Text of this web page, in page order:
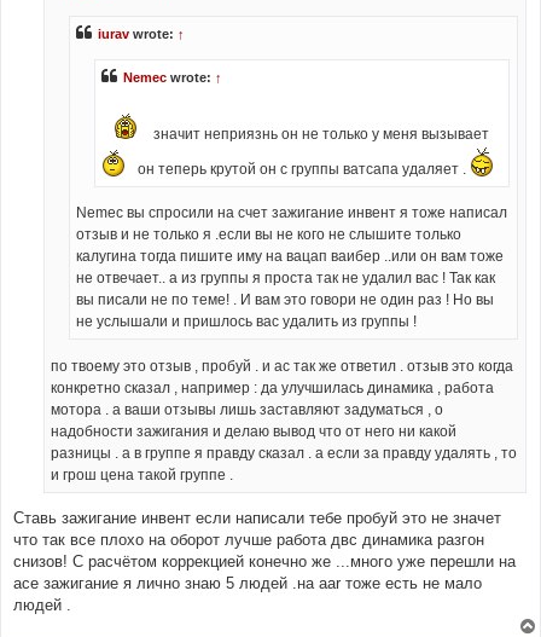
iurav wrote: ↑
Nemec wrote: ↑
значит неприязнь он не только у меня вызывает
он теперь крутой он с группы ватсапа удаляет .
Nemec вы спросили на счет зажигание инвент я тоже написал
отзыв и не только я .если вы не кого не слышите только
калугина тогда пишите иму на вацап ваибер ..или он вам тоже
не отвечает.. а из группы я проста так не удалил вас ! Так как
вы писали не по теме! . И вам это говори не один раз ! Но вы
не услышали и пришлось вас удалить из группы !
по твоему это отзыв , пробуй . и ас так же ответил . отзыв это когда
конкретно сказал , например : да улучшилась динамика , работа
мотора . а ваши отзывы лишь заставляют задуматься , о
надобности зажигания и делаю вывод что от него ни какой
разницы . а в группе я правду сказал . а если за правду удалять , то
и грош цена такой группе .
Ставь зажигание инвент если написали тебе пробуй это не значет
что так все плохо на оборот лучше работа двс динамика разгон
снизов! С расчётом коррекцией конечно же ...много уже перешли на
ace зажигание я лично знаю 5 людей .на aar тоже есть не мало
людей .